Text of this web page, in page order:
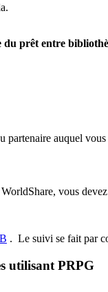
du prêt entre
partenaire auquel
vous
. Le suivi se fait par
utilisant PRPG